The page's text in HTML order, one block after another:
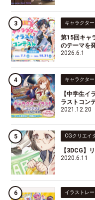
キャラクタ
第15回キャ
のテーマを
2026.6.1
キャラクタ
【中学生
ラストコン
2021.12.20
CGクリエイ
【3DCG】
2020.6.11
イラストレ